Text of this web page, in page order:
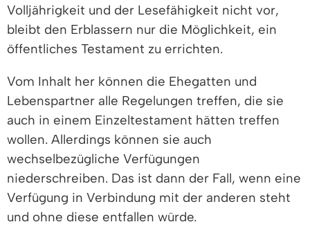
Volljährigkeit und der Lesefähigkeit nicht vor,
bleibt den Erblassern nur die Möglichkeit, ein
öffentliches Testament zu errichten.
Vom Inhalt her können die Ehegatten und
Lebenspartner alle Regelungen treffen, die sie
auch in einem Einzeltestament hätten treffen
wollen. Allerdings können sie auch
wechselbezügliche Verfügungen
niederschreiben. Das ist dann der Fall, wenn eine
Verfügung in Verbindung mit der anderen steht
und ohne diese entfallen würde.